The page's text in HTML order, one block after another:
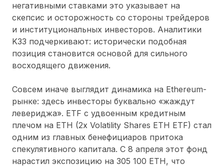
негативными ставками это указывает на
скепсис и осторожность со стороны трейдеров
и институциональных инвесторов. Аналитики
K33 подчеркивают: исторически подобная
позиция становится основой для сильного
восходящего движения.
Совсем иначе выглядит динамика на Ethereum-
рынке: здесь инвесторы буквально «жаждут
левериджа». ETF с удвоенным кредитным
плечом на ETH (2x Volatility Shares ETH ETF) стал
одним из главных бенефициаров притока
спекулятивного капитала. С 8 апреля этот фонд
нарастил экспозицию на 305 100 ETH, что